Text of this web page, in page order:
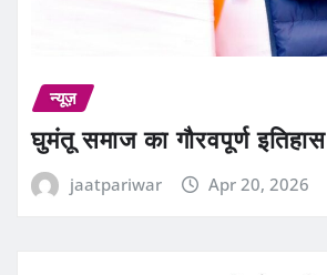
न्यूज़
घुमंतू समाज का गौरवपूर्ण इतिहास
jaatpariwar Apr 20, 2026